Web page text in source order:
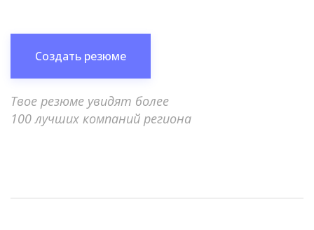
Создать резюме
Твое резюме увидят более
100 лучших компаний региона